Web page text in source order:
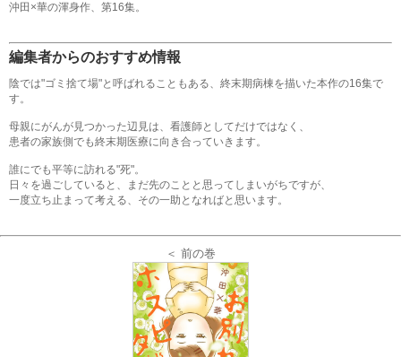
沖田×華の渾身作、第16集。
編集者からのおすすめ情報
陰では"ゴミ捨て場"と呼ばれることもある、終末期病棟を描いた本作の16集で
す。
母親にがんが見つかった辺見は、看護師としてだけではなく、
患者の家族側でも終末期医療に向き合っていきます。
誰にでも平等に訪れる"死"。
日々を過ごしていると、まだ先のことと思ってしまいがちですが、
一度立ち止まって考える、その一助となればと思います。
＜ 前の巻